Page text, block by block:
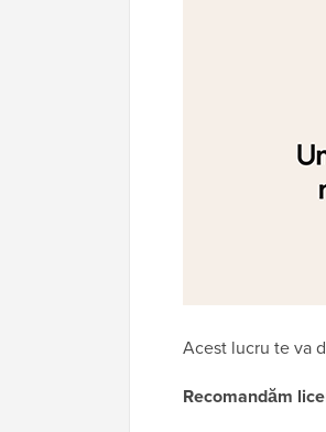
Acest lucru te va
Recomandăm